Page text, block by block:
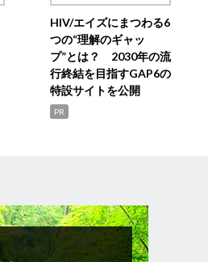
HIV/エイズにまつわる6
つの“理解のギャッ
プ”とは？ 2030年の流
行終結を目指すGAP6の
特設サイトを公開
PR